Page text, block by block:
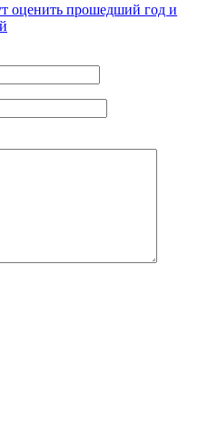
оценить прошедший год и